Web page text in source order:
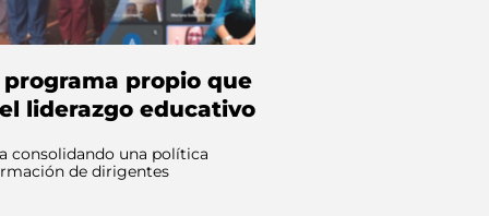
programa propio que
liderazgo educativo
consolidando una política
de dirigentes